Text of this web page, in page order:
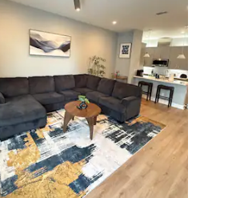
van 5 op 5, 25 recensies